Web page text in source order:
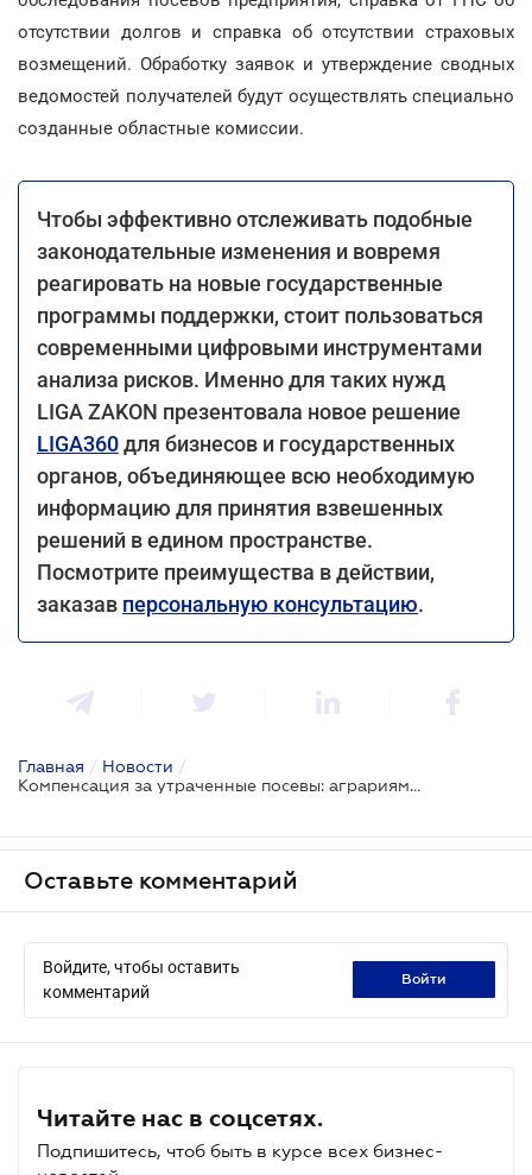
отсутствии долгов и справка об отсутствии страховых
возмещений. Обработку заявок и утверждение сводных
ведомостей получателей будут осуществлять специально
созданные областные комиссии.
Чтобы эффективно отслеживать подобные
законодательные изменения и вовремя
реагировать на новые государственные
программы поддержки, стоит пользоваться
современными цифровыми инструментами
анализа рисков. Именно для таких нужд
LIGA ZAKON презентовала новое решение
LIGA360для бизнесов и государственных
органов, объединяющее всю необходимую
информацию для принятия взвешенных
решений в едином пространстве.
Посмотрите преимущества в действии,
заказав персональную консультацию.
Главная / Новости /
Компенсация за утраченные посевы: аграриям нужно подать заявки в ГАР до 28 февраля
Оставьте комментарий
Войдите, чтобы оставить
комментарий
войти
Читайте нас в соцсетях.
Подпишитесь, чтоб быть в курсе всех бизнес-